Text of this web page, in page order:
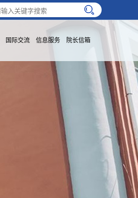
国际交流 信息服务 院长信箱